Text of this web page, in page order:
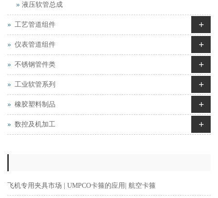
液压软管总成
工艺管道组件 +
仪表管道组件 +
不锈钢管件类 +
工业软管系列 +
橡胶塑料制品 +
数控及机加工 +
飞机专用夹具市场 | UMPCO卡箍的应用| 航空卡箍